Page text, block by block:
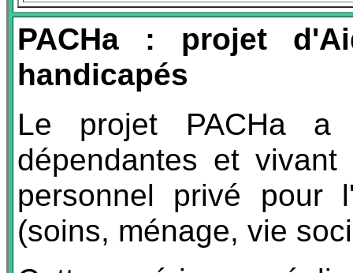
PACHa : projet
handicapés
Le projet PACHa a
dépendantes et
personnel privé pour
(soins, ménage, vie